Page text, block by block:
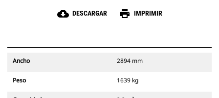
cloud_download DESCARGAR print IMPRIMIR
Ancho 2894 mm
Peso 1639 kg